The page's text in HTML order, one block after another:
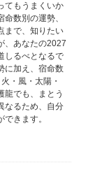
てもうまくいか
数別の運勢、
まで、知りたい
、あなたの2027
しるべとなるで
に加え、宿命数
・風・太陽・
龍でも、まとう
なるため、自分
きます。